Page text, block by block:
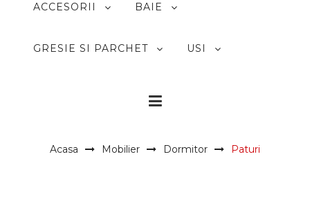
ACCESORII BAIE
GRESIE SI PARCHET USI
Acasa Mobilier Dormitor Paturi